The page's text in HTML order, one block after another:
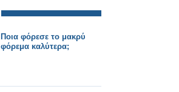
Ποια φόρεσε το μακρύ
φόρεμα καλύτερα;